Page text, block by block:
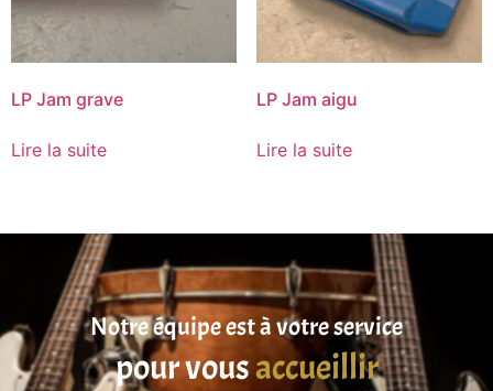
LP Jam grave
Lire la suite
LP Jam aigu
Lire la suite
Notre équipe est à votre service
pour vousaccueillir